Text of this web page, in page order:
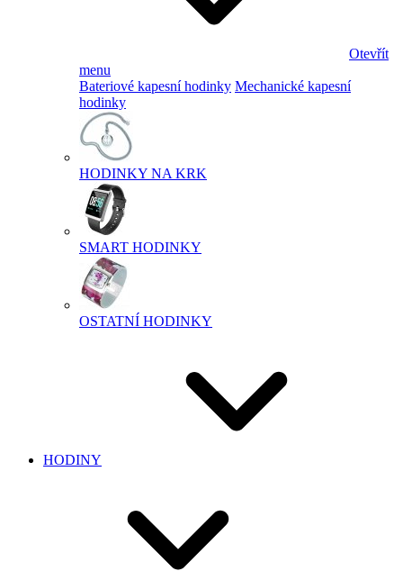
Otevřít
menu
Bateriové kapesní hodinky Mechanické kapesní
hodinky
HODINKY NA KRK
SMART HODINKY
OSTATNÍ HODINKY
HODINY